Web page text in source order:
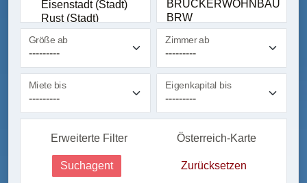
Bezirk Gemeinnützige
Größe ab Zimmer ab
Miete bis Eigenkapital bis
Erweiterte Filter Österreich-Karte
Suchagent Zurücksetzen